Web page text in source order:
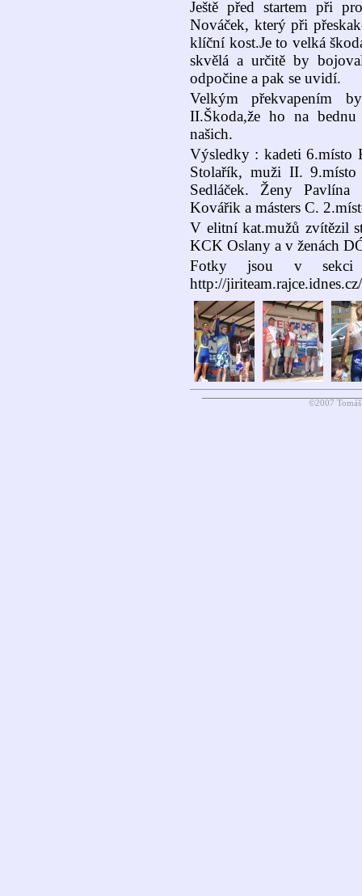
Ještě před startem při
Nováček, který při
klíční kost.Je to velká
skvělá a určitě by
odpočine a pak se uvidí.
Velkým překvapením
II.Škoda,že ho na
našich.
Výsledky : kadeti 6.místo
Stolařík, muži II.
Sedláček. Ženy
Kovářik a másters C.
V elitní kat.mužů zvítězil
KCK Oslany a v ženách
Fotky jsou v
http://jiriteam.rajce.idnes.cz/
©2007